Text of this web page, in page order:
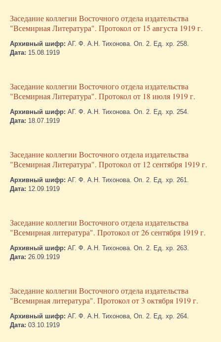
Заседание коллегии Восточного отдела издательства
"Всемирная Литература". Протокол от 15 августа 1919 г.
Архивный шифр: АГ. Ф. А.Н. Тихонова. Оп. 2. Ед. хр. 258.
Дата: 15.08.1919
Заседание коллегии Восточного отдела издательства
"Всемирная Литература". Протокол от 18 июля 1919 г.
Архивный шифр: АГ. Ф. А.Н. Тихонова. Оп. 2. Ед. хр. 254.
Дата: 18.07.1919
Заседание коллегии Восточного отдела издательства
"Всемирная Литература". Протокол от 12 сентября 1919 г.
Архивный шифр: АГ. Ф. А.Н. Тихонова. Оп. 2. Ед. хр. 261.
Дата: 12.09.1919
Заседание коллегии Восточного отдела издательства
"Всемирная литература". Протокол от 26 сентября 1919 г.
Архивный шифр: АГ. Ф. А.Н. Тихонова. Оп. 2. Ед. хр. 263.
Дата: 26.09.1919
Заседание коллегии Восточного отдела издательства
"Всемирная литература". Протокол от 3 октября 1919 г.
Архивный шифр: АГ. Ф. А.Н. Тихонова, Оп. 2. Ед. хр. 264.
Дата: 03.10.1919